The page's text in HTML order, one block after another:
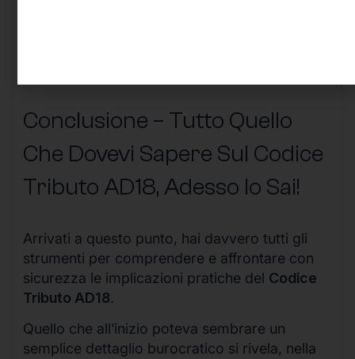
Conclusione – Tutto Quello
Che Dovevi Sapere Sul Codice
Tributo AD18, Adesso lo Sai!
Arrivati a questo punto, hai davvero tutti gli
strumenti per comprendere e affrontare con
sicurezza le implicazioni pratiche del Codice
Tributo AD18.
Quello che all’inizio poteva sembrare un
semplice dettaglio burocratico si rivela, nella